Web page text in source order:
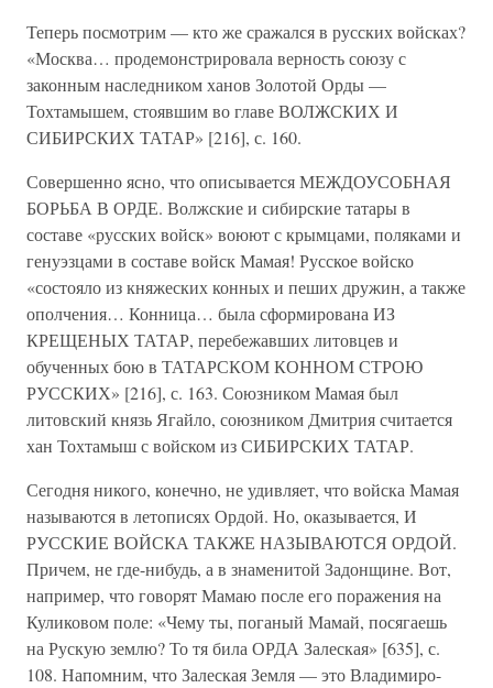
Теперь посмотрим — кто же сражался в русских войсках?
«Москва… продемонстрировала верность союзу с
законным наследником ханов Золотой Орды —
Тохтамышем, стоявшим во главе ВОЛЖСКИХ И
СИБИРСКИХ ТАТАР» [216], с. 160.
Совершенно ясно, что описывается МЕЖДОУСОБНАЯ
БОРЬБА В ОРДЕ. Волжские и сибирские татары в
составе «русских войск» воюют с крымцами, поляками и
генуэзцами в составе войск Мамая! Русское войско
«состояло из княжеских конных и пеших дружин, а также
ополчения… Конница… была сформирована ИЗ
КРЕЩЕНЫХ ТАТАР, перебежавших литовцев и
обученных бою в ТАТАРСКОМ КОННОМ СТРОЮ
РУССКИХ» [216], с. 163. Союзником Мамая был
литовский князь Ягайло, союзником Дмитрия считается
хан Тохтамыш с войском из СИБИРСКИХ ТАТАР.
Сегодня никого, конечно, не удивляет, что войска Мамая
называются в летописях Ордой. Но, оказывается, И
РУССКИЕ ВОЙСКА ТАКЖЕ НАЗЫВАЮТСЯ ОРДОЙ.
Причем, не где-нибудь, а в знаменитой Задонщине. Вот,
например, что говорят Мамаю после его поражения на
Куликовом поле: «Чему ты, поганый Мамай, посягаешь
на Рускую землю? То тя била ОРДА Залеская» [635], с.
108. Напомним, что Залеская Земля — это Владимиро-